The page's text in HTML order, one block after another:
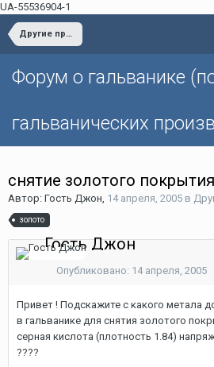
UA-55536904-1
Другие процессы
Форум о гальванике
гальванических
снятие золотого покрытия
Автор: Гость Джон, 14 апреля, 2005 в
золото
Гость Джон
Опубликовано: 14 апреля, 2005
Привет ! Подскажите с какого метала
в гальванике для снятия золотого
серная кислота (плотность 1.84)
????